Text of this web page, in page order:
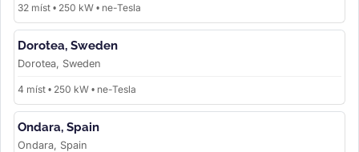
32 míst • 250 kW • ne-Tesla
Dorotea, Sweden
Dorotea, Sweden
4 míst • 250 kW • ne-Tesla
Ondara, Spain
Ondara, Spain